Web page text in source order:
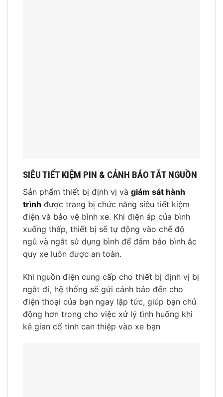
SIÊU TIẾT KIỆM PIN & CẢNH BÁO TẮT NGUỒN
Sản phẩm thiết bị định vị và giám sát hành
trình được trang bị chức năng siêu tiết kiệm
điện và bảo vệ bình xe. Khi điện áp của bình
xuống thấp, thiết bị sẽ tự động vào chế độ
ngủ và ngắt sử dụng bình để đảm bảo bình ắc
quy xe luôn được an toàn.
Khi nguồn điện cung cấp cho thiết bị định vị bị
ngắt đi, hệ thống sẽ gửi cảnh báo đến cho
điện thoại của bạn ngay lập tức, giúp bạn chủ
động hơn trong cho việc xử lý tình huống khi
kẻ gian cố tình can thiệp vào xe bạn